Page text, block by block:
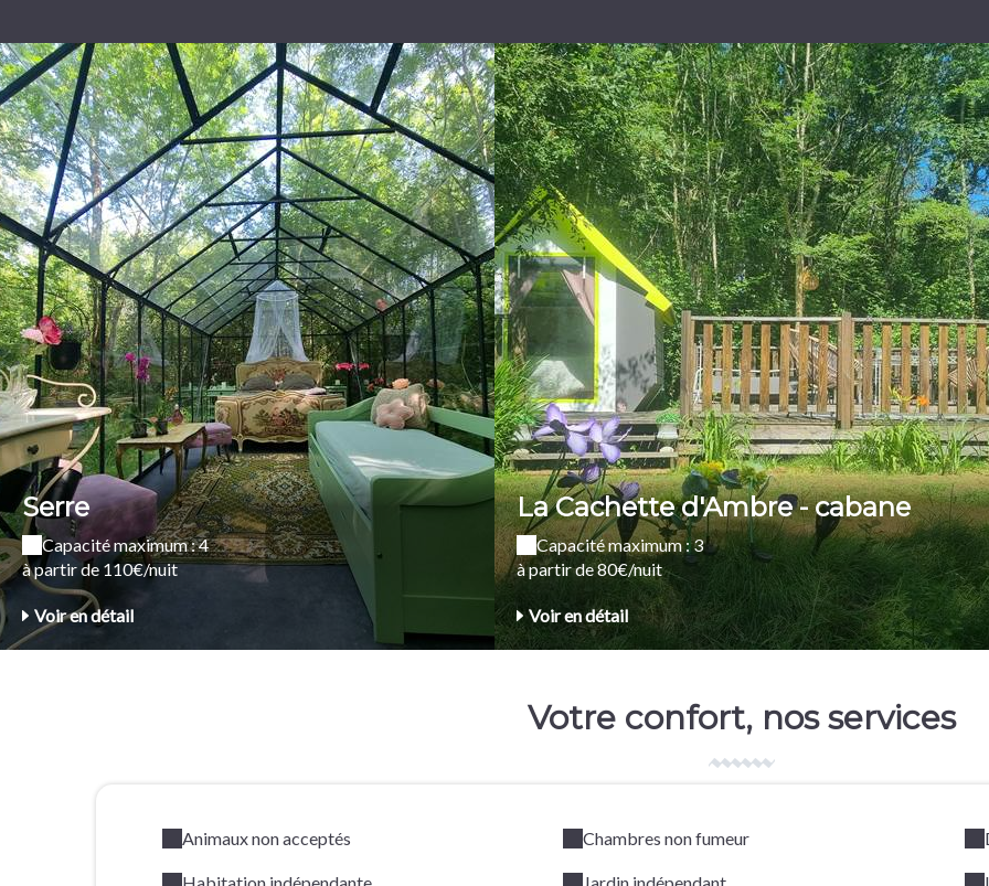
Serre
Capacité maximum : 4
à partir de 110€/nuit
Voir en détail
La Cachette d'Ambre - cabane
Capacité maximum : 3
à partir de 80€/nuit
Voir en détail
Votre confort, nos services
Animaux non acceptés Chambres non fumeur